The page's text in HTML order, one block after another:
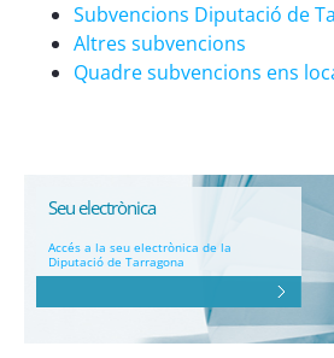
Subvencions Diputació de
Altres subvencions
Quadre subvencions ens
Seu electrònica
Accés a la seu electrònica de la
Diputació de Tarragona